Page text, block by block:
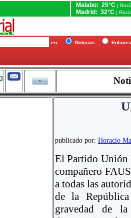
Malabo: 25°C |
Madrid: 32°C |
en: Noticias
publicado por: Horacio
El Partido Unión
compañero
a todas las
de la
gravedad de